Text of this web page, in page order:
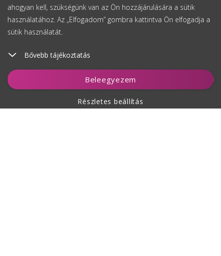
ahogyan kell, szükségünk van az Ön hozzájárulására a sütik
használatához. Az „Elfogadom” gombra kattintva Ön elfogadja a
sütik használatát.
Bővebb tájékoztatás
Beleegyezem
Részletes beállítás
Kosárhoz ad